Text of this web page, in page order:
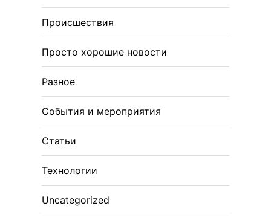
Происшествия
Просто хорошие новости
Разное
События и мероприятия
Статьи
Технологии
Uncategorized